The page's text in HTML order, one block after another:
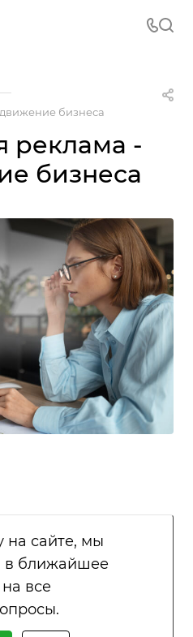
—
бизнеса
реклама -
бизнеса
на сайте, мы
в ближайшее
все